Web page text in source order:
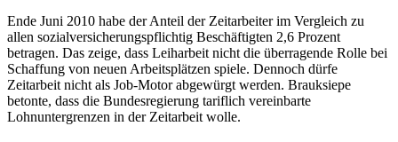
Ende Juni 2010 habe der Anteil der Zeitarbeiter im Vergleich zu
allen sozialversicherungspflichtig Beschäftigten 2,6 Prozent
betragen. Das zeige, dass Leiharbeit nicht die überragende Rolle bei
Schaffung von neuen Arbeitsplätzen spiele. Dennoch dürfe
Zeitarbeit nicht als Job-Motor abgewürgt werden. Brauksiepe
betonte, dass die Bundesregierung tariflich vereinbarte
Lohnuntergrenzen in der Zeitarbeit wolle.